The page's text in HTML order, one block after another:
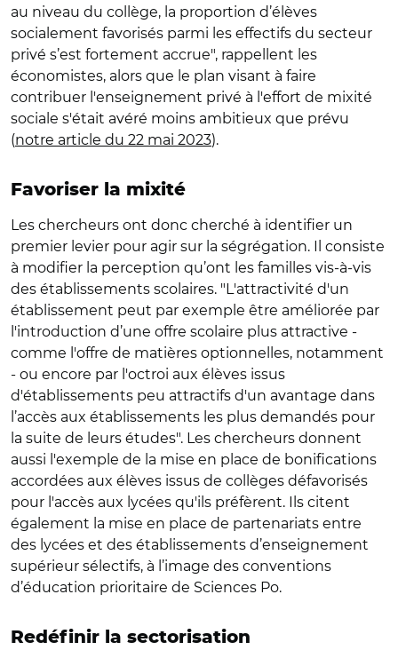
au niveau du collège, la proportion d’élèves
socialement favorisés parmi les effectifs du secteur
privé s’est fortement accrue", rappellent les
économistes, alors que le plan visant à faire
contribuer l'enseignement privé à l'effort de mixité
sociale s'était avéré moins ambitieux que prévu
(notre article du 22 mai 2023).
Favoriser la mixité
Les chercheurs ont donc cherché à identifier un
premier levier pour agir sur la ségrégation. Il consiste
à modifier la perception qu’ont les familles vis-à-vis
des établissements scolaires. "L'attractivité d'un
établissement peut par exemple être améliorée par
l'introduction d’une offre scolaire plus attractive -
comme l'offre de matières optionnelles, notamment
- ou encore par l'octroi aux élèves issus
d'établissements peu attractifs d'un avantage dans
l’accès aux établissements les plus demandés pour
la suite de leurs études". Les chercheurs donnent
aussi l'exemple de la mise en place de bonifications
accordées aux élèves issus de collèges défavorisés
pour l'accès aux lycées qu'ils préfèrent. Ils citent
également la mise en place de partenariats entre
des lycées et des établissements d’enseignement
supérieur sélectifs, à l’image des conventions
d’éducation prioritaire de Sciences Po.
Redéfinir la sectorisation